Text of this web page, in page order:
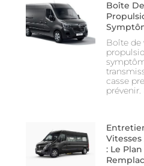
Boîte
Boîte de
casse
: Le